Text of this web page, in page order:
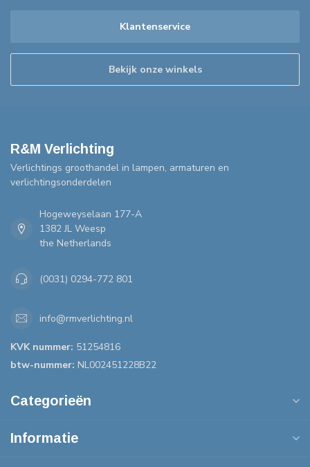
Klantenservice
Bekijk onze winkels
R&M Verlichting
Verlichtings groothandel in lampen, armaturen en
verlichtingsonderdelen
Hogeweyselaan 177-A
1382 JL Weesp
the Netherlands
(0031) 0294-772 801
info@rmverlichting.nl
KVK nummer: 51254816
btw-nummer: NL002451228B22
Categorieën
Informatie